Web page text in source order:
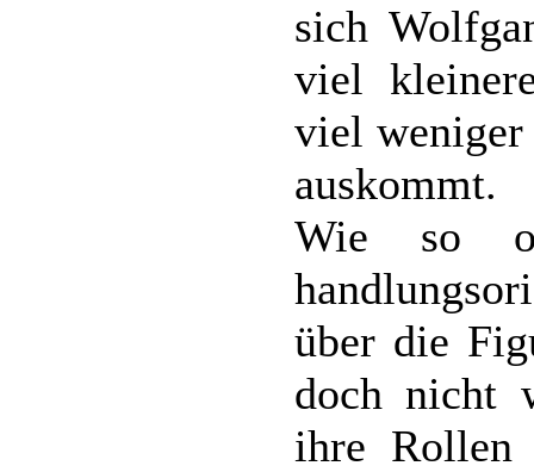
sich
viel
viel weniger
auskommt.
Wie so
über die
doch nicht
ihre Rollen